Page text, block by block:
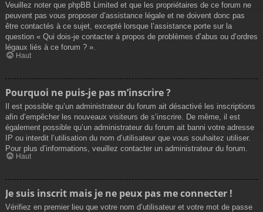
Veuillez noter que phpBB Limited et que les propriétaires de ce forum ne
peuvent pas vous proposer d’assistance légale et ne doivent donc pas
être contactés à ce sujet, excepté lorsque l’assistance porte sur la
question « Qui dois-je contacter à propos de problèmes d’abus ou d’ordres
légaux liés à ce forum ? ».
Haut
Pourquoi ne puis-je pas m’inscrire ?
Il est possible qu’un administrateur du forum ait désactivé les inscriptions
afin d’empêcher les nouveaux visiteurs de s’inscrire. De même, il est
également possible qu’un administrateur du forum ait banni votre adresse
IP ou interdit l’utilisation du nom d’utilisateur que vous souhaitez utiliser.
Pour plus d’informations, veuillez contacter un administrateur du forum.
Haut
Je suis inscrit mais je ne peux pas me connecter !
Vérifiez en premier lieu que votre nom d’utilisateur et votre mot de passe